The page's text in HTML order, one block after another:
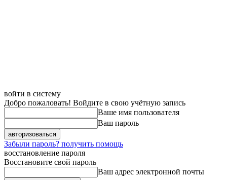
войти в систему
Добро пожаловать! Войдите в свою учётную запись
Ваше имя пользователя
Ваш пароль
Забыли пароль? получить помощь
восстановление пароля
Восстановите свой пароль
Ваш адрес электронной почты